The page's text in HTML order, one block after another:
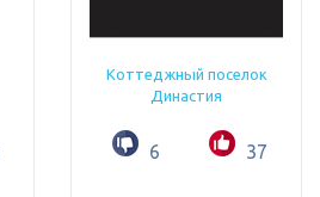
Коттеджный поселок
Династия
6 37